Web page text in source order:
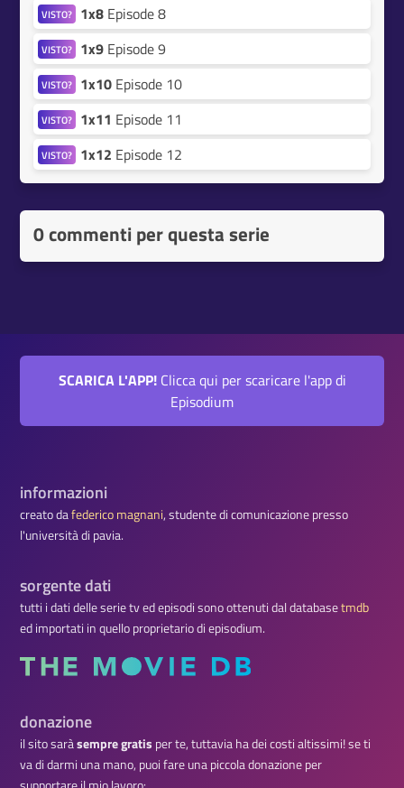
VISTO? 1x8 Episode 8
VISTO? 1x9 Episode 9
VISTO? 1x10 Episode 10
VISTO? 1x11 Episode 11
VISTO? 1x12 Episode 12
0 commenti per questa serie
SCARICA L'APP!Clicca qui per scaricare l'app di
Episodium
informazioni
creato dafederico magnani, studente di comunicazione presso
l'università di pavia.
sorgente dati
tutti i dati delle serie tv ed episodi sono ottenuti dal databasetmdb
ed importati in quello proprietario di episodium.
donazione
il sito saràsempre gratis per te, tuttavia ha dei costi altissimi! se ti
va di darmi una mano, puoi fare una piccola donazione per